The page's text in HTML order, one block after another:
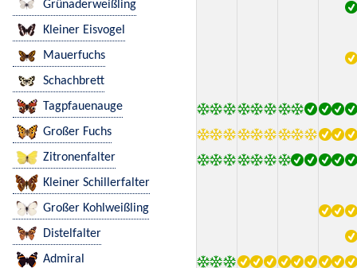
Grünaderweißling
Kleiner Eisvogel
Mauerfuchs
Schachbrett
Tagpfauenauge
Großer Fuchs
Zitronenfalter
Kleiner Schillerfalter
Großer Kohlweißling
Distelfalter
Admiral